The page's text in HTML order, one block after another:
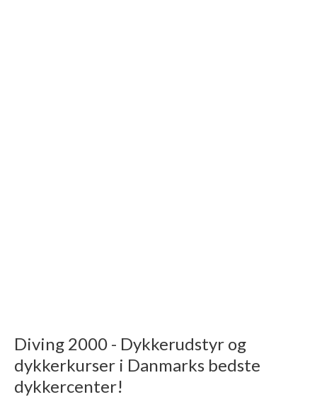
Diving 2000 - Dykkerudstyr og
dykkerkurser i Danmarks bedste
dykkercenter!